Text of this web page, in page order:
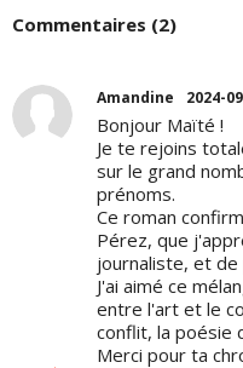
Commentaires (2)
Amandine 2024-
Bonjour Maïté !
Je te rejoins
sur le grand
prénoms.
Ce roman
Pérez, que
journaliste, et de
J'ai aimé ce
entre l'art et le
conflit, la poésie
Merci pour ta